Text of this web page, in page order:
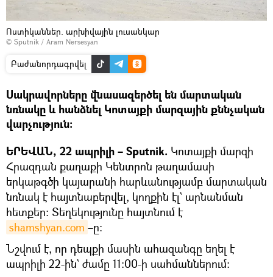
Ոստիկաններ. արխիվային լուսանկար
© Sputnik / Aram Nersesyan
Բաժանորդագրվել
Սակրավորները վնասազերծել են մարտական
նռնակը և հանձնել Կոտայքի մարզային քննչական
վարչություն։
ԵՐԵՎԱՆ, 22 ապրիլի – Sputnik. Կոտայքի մարզի
Հրազդան քաղաքի Կենտրոն թաղամասի
երկաթգծի կայարանի հարևանությամբ մարտական
նռնակ է հայտնաբերվել, կողքին էլ` արնանման
հետքեր։ Տեղեկությունը հայտնում է
shamshyan.com –ը։
Նշվում է, որ դեպքի մասին ահազանգը եղել է
ապրիլի 22-ին` ժամը 11։00-ի սահմաններում։